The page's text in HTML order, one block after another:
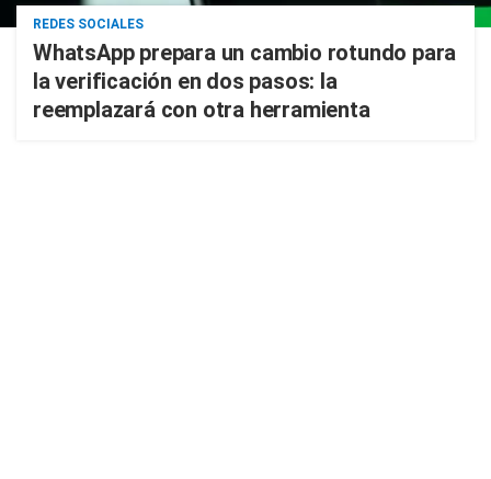
REDES SOCIALES
WhatsApp prepara un cambio rotundo para
la verificación en dos pasos: la
reemplazará con otra herramienta